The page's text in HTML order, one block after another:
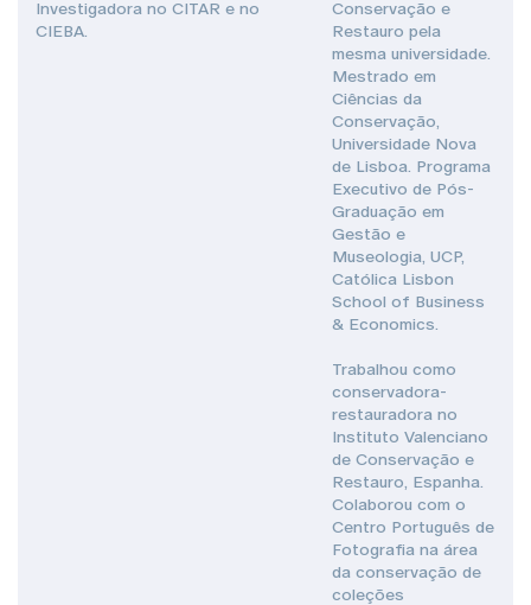
Investigadora no CITAR e no
CIEBA.
Conservação e
Restauro pela
mesma universidade.
Mestrado em
Ciências da
Conservação,
Universidade Nova
de Lisboa. Programa
Executivo de Pós-
Graduação em
Gestão e
Museologia, UCP,
Católica Lisbon
School of Business
& Economics.
Trabalhou como
conservadora-
restauradora no
Instituto Valenciano
de Conservação e
Restauro, Espanha.
Colaborou com o
Centro Português de
Fotografia na área
da conservação de
coleções